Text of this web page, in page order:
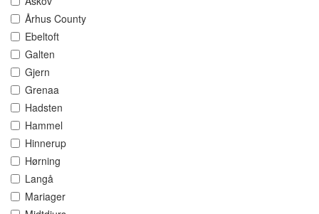
Århus County
Ebeltoft
Galten
Gjern
Grenaa
Hadsten
Hammel
Hinnerup
Hørning
Langå
Mariager